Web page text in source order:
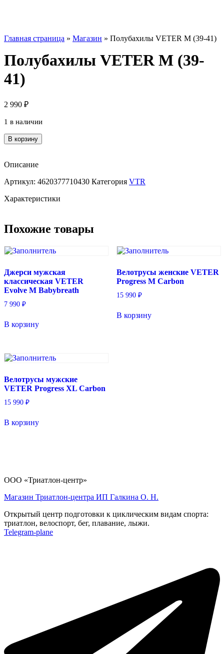
Главная страница » Магазин » Полубахилы VETER M (39-41)
Полубахилы VETER M (39-
41)
2 990 ₽
1 в наличии
Количество
товара
VETER
(39-
В корзину
Описание
Артикул: 4620377710430 Категория VTR
Характеристики
Похожие товары
Джерси мужская
классическая VETER
Evolve M Babybreath
7 990 ₽
В корзину
Велотрусы женские VETER
Progress M Carbon
15 990 ₽
В корзину
Велотрусы мужские
VETER Progress XL Carbon
15 990 ₽
В корзину
ООО «Триатлон-центр»
Магазин Триатлон-центра ИП Галкина О. Н.
Открытый центр подготовки к циклическим видам спорта:
триатлон, велоспорт, бег, плавание, лыжи.
Telegram-plane